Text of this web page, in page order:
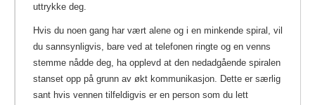
uttrykke deg.
Hvis du noen gang har vært alene og i en minkende spiral, vil
du sannsynligvis, bare ved at telefonen ringte og en venns
stemme nådde deg, ha opplevd at den nedadgående spiralen
stanset opp på grunn av økt kommunikasjon. Dette er særlig
sant hvis vennen tilfeldigvis er en person som du lett